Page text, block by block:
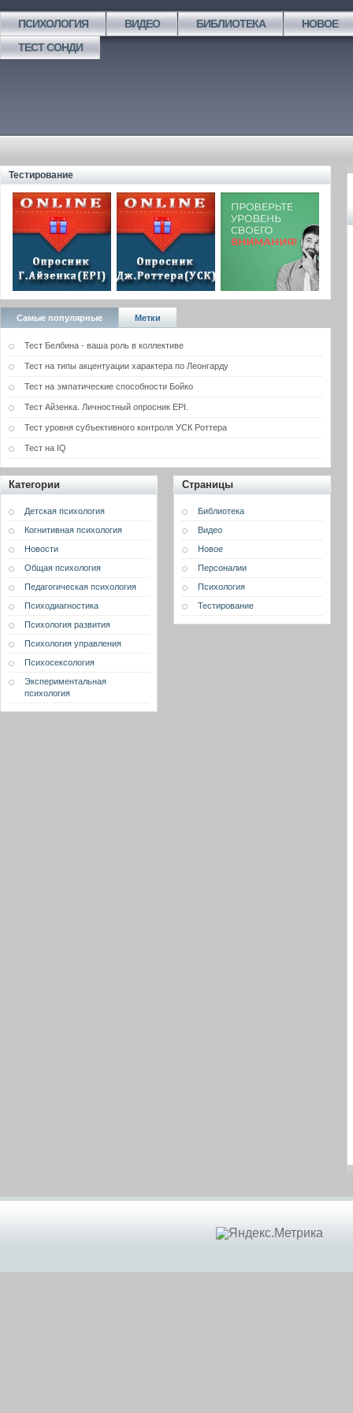
ПСИХОЛОГИЯ ВИДЕО БИБЛИОТЕКА
НОВОЕ
ТЕСТ СОНДИ
Тестирование
Самые популярные Метки
Тест Белбина - ваша роль в коллективе
Тест на типы акцентуации характера по Леонгарду
Тест на эмпатические способности Бойко
Тест Айзенка. Личностный опросник EPI.
Тест уровня субъективного контроля УСК Роттера
Тест на IQ
Категории
Детская психология
Когнитивная психология
Новости
Общая психология
Педагогическая психология
Психодиагностика
Психология развития
Психология управления
Психосексология
Экспериментальная
психология
Страницы
Библиотека
Видео
Новое
Персоналии
Психология
Тестирование